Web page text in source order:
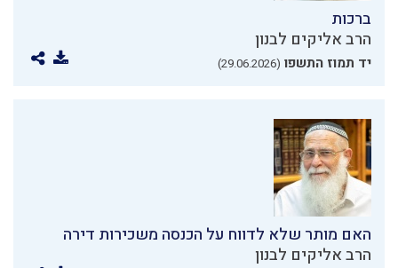
ברכות
הרב אליקים לבנון
יד תמוז התשפו (29.06.2026)
האם מותר שלא לדווח על הכנסה משכירות דירה
הרב אליקים לבנון